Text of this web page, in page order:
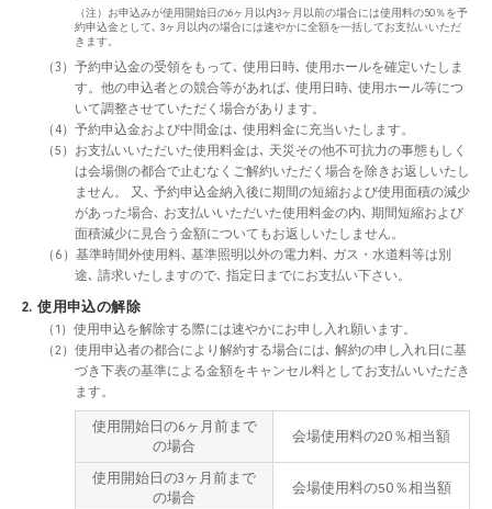
（注）お申込みが使用開始日の6ヶ月以内3ヶ月以前の場合には使用料の50％を予
約申込金として､ 3ヶ月以内の場合には速やかに全額を一括してお支払いいただ
きます。
（3）予約申込金の受領をもって､ 使用日時､ 使用ホールを確定いたしま
す。他の申込者との競合等があれば､ 使用日時､ 使用ホール等につ
いて調整させていただく場合があります。
（4）予約申込金および中間金は､ 使用料金に充当いたします。
（5）お支払いいただいた使用料金は､ 天災その他不可抗力の事態もしく
は会場側の都合で止むなくご解約いただく場合を除きお返しいたし
ません。 又､ 予約申込金納入後に期間の短縮および使用面積の減少
があった場合､ お支払いいただいた使用料金の内､ 期間短縮および
面積減少に見合う金額についてもお返しいたしません。
（6）基準時間外使用料､ 基準照明以外の電力料､ ガス・水道料等は別
途､ 請求いたしますので､ 指定日までにお支払い下さい。
2. 使用申込の解除
（1）使用申込を解除する際には速やかにお申し入れ願います。
（2）使用申込者の都合により解約する場合には､ 解約の申し入れ日に基
づき下表の基準による金額をキャンセル料としてお支払いいただき
ます。
使用開始日の6ヶ月前まで
の場合
会場使用料の20％相当額
使用開始日の3ヶ月前まで
の場合
会場使用料の50％相当額